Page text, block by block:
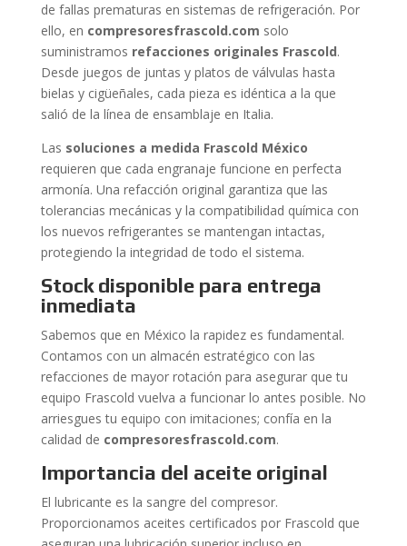
de fallas prematuras en sistemas de refrigeración. Por
ello, en compresoresfrascold.com solo
suministramos refacciones originales Frascold.
Desde juegos de juntas y platos de válvulas hasta
bielas y cigüeñales, cada pieza es idéntica a la que
salió de la línea de ensamblaje en Italia.
Las soluciones a medida Frascold México
requieren que cada engranaje funcione en perfecta
armonía. Una refacción original garantiza que las
tolerancias mecánicas y la compatibilidad química con
los nuevos refrigerantes se mantengan intactas,
protegiendo la integridad de todo el sistema.
Stock disponible para entrega
inmediata
Sabemos que en México la rapidez es fundamental.
Contamos con un almacén estratégico con las
refacciones de mayor rotación para asegurar que tu
equipo Frascold vuelva a funcionar lo antes posible. No
arriesgues tu equipo con imitaciones; confía en la
calidad de compresoresfrascold.com.
Importancia del aceite original
El lubricante es la sangre del compresor.
Proporcionamos aceites certificados por Frascold que